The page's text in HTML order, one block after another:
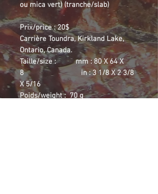
ou mica vert) (tranche/slab)
Prix/price : 20$
Carrière Toundra, Kirkland Lake,
Ontario, Canada.
Taille/size : mm : 80 X 64 X
8 in : 3 1/8 X 2 3/8
X 5/16
Poids/weight : 70 g